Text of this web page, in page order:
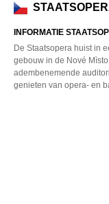
INFORMATIE
De Staatsopera huist in
gebouw in de Nové
adembenemende
genieten van opera- en